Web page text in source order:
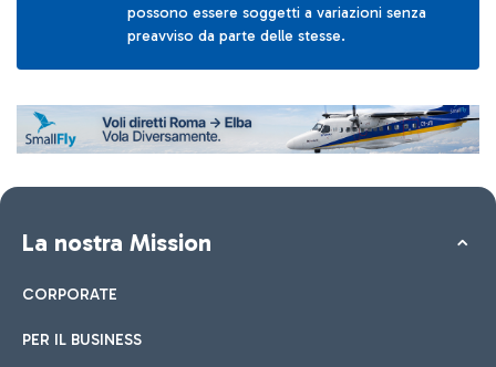
possono essere soggetti a variazioni senza
preavviso da parte delle stesse.
La nostra Mission
CORPORATE
PER IL BUSINESS